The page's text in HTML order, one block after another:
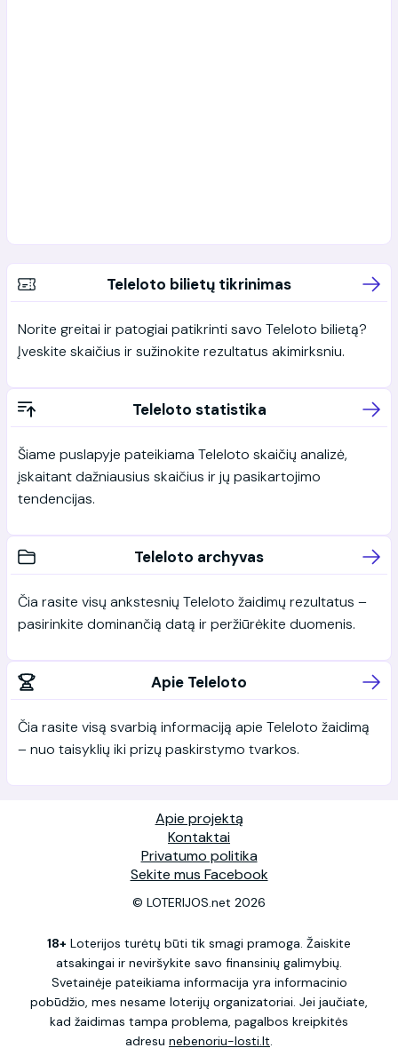
Teleloto bilietų tikrinimas
Norite greitai ir patogiai patikrinti savo Teleloto bilietą?
Įveskite skaičius ir sužinokite rezultatus akimirksniu.
Teleloto statistika
Šiame puslapyje pateikiama Teleloto skaičių analizė,
įskaitant dažniausius skaičius ir jų pasikartojimo
tendencijas.
Teleloto archyvas
Čia rasite visų ankstesnių Teleloto žaidimų rezultatus –
pasirinkite dominančią datą ir peržiūrėkite duomenis.
Apie Teleloto
Čia rasite visą svarbią informaciją apie Teleloto žaidimą
– nuo taisyklių iki prizų paskirstymo tvarkos.
Apie projektą
Kontaktai
Privatumo politika
Sekite mus Facebook
© LOTERIJOS.net 2026
18+ Loterijos turėtų būti tik smagi pramoga. Žaiskite
atsakingai ir neviršykite savo finansinių galimybių.
Svetainėje pateikiama informacija yra informacinio
pobūdžio, mes nesame loterijų organizatoriai. Jei jaučiate,
kad žaidimas tampa problema, pagalbos kreipkitės
adresu nebenoriu-losti.lt.